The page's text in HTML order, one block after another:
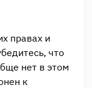
правах и
что
нет в этом
к